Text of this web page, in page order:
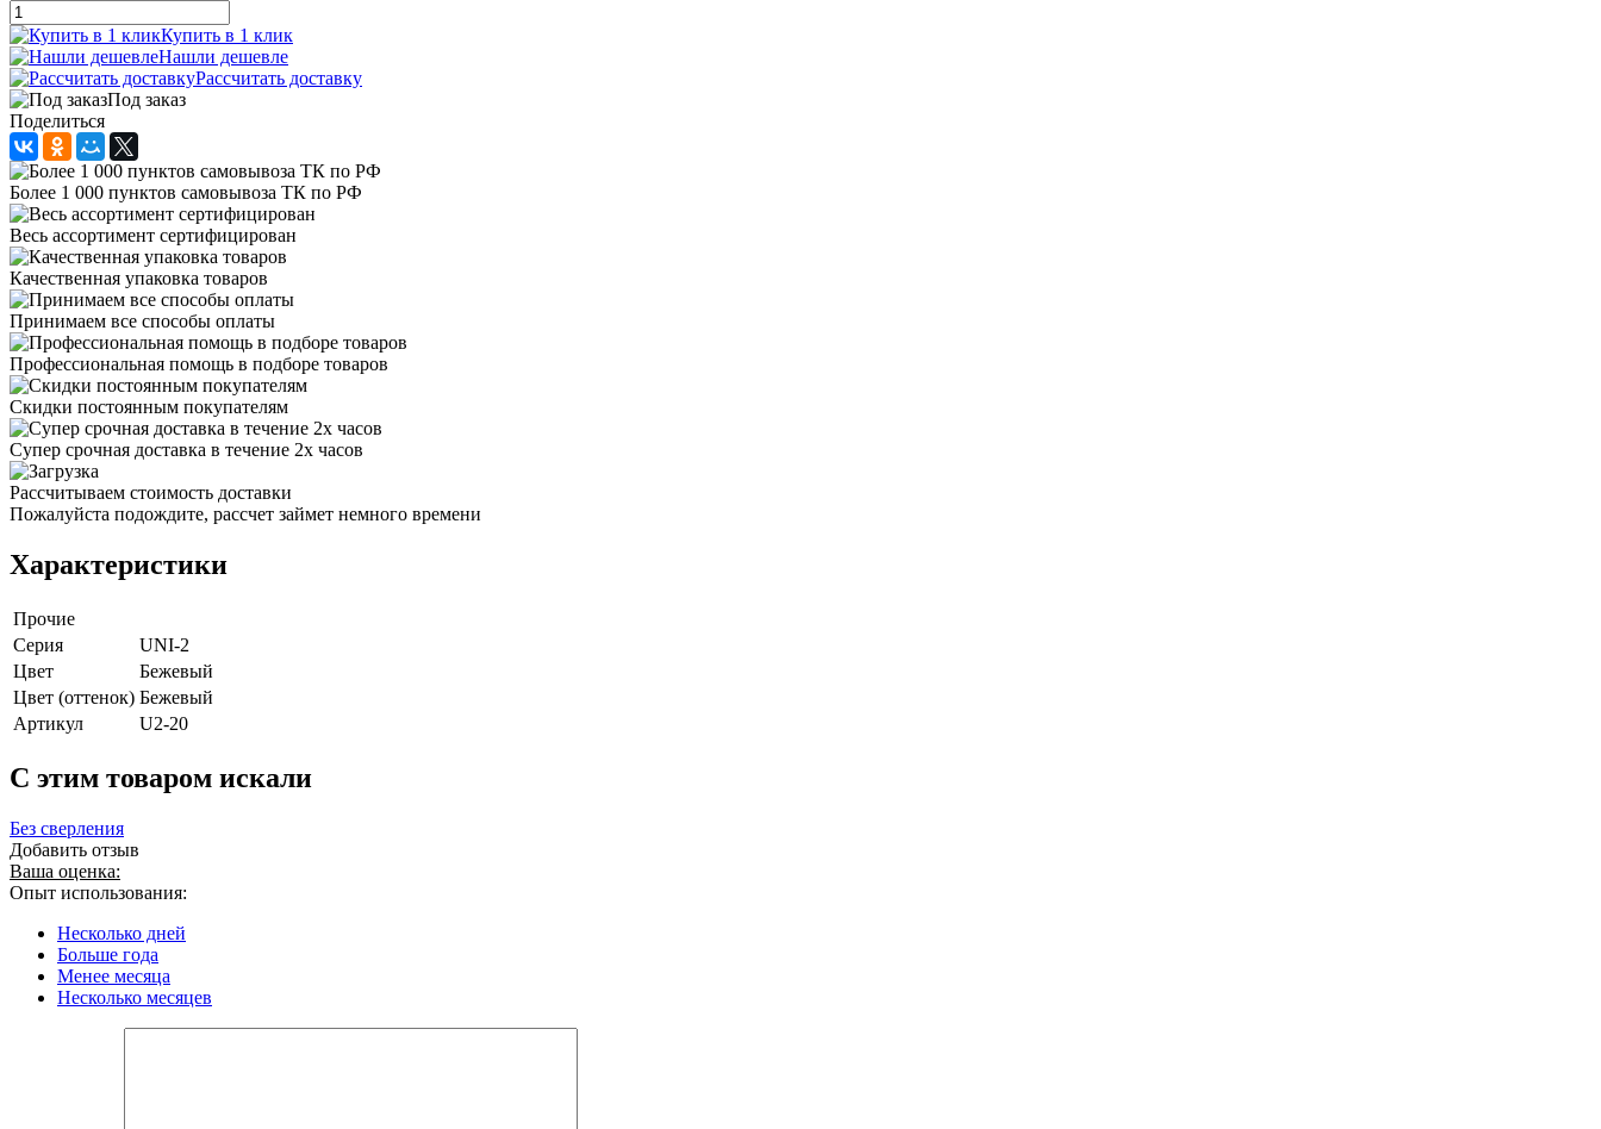
Купить в 1 клик
Нашли дешевле
Рассчитать доставку
Под заказ
Поделиться
Более 1 000 пунктов самовывоза ТК по РФ
Весь ассортимент сертифицирован
Качественная упаковка товаров
Принимаем все способы оплаты
Профессиональная помощь в подборе товаров
Скидки постоянным покупателям
Супер срочная доставка в течение 2х часов
Рассчитываем стоимость доставки
Пожалуйста подождите, рассчет займет немного времени
Характеристики
Прочие
Серия
UNI-2
Цвет
Бежевый
Цвет (оттенок) Бежевый
Артикул
U2-20
C этим товаром искали
Без сверления
Добавить отзыв
Ваша оценка:
Опыт использования:
Несколько дней
Больше года
Менее месяца
Несколько месяцев